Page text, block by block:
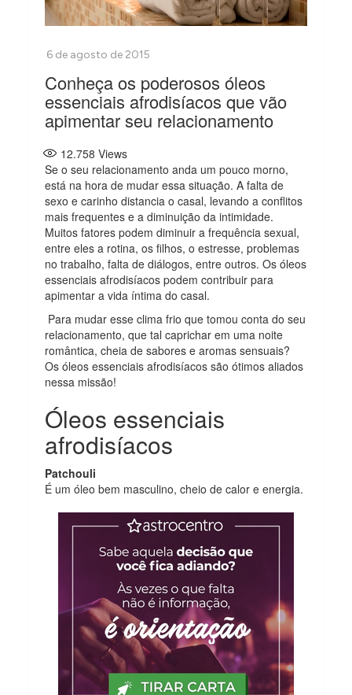
Conheça os poderosos óleos
essenciais afrodisíacos que vão
apimentar seu relacionamento
12.758 Views
Se o seu relacionamento anda um pouco morno,
está na hora de mudar essa situação. A falta de
sexo e carinho distancia o casal, levando a conflitos
mais frequentes e a diminuição da intimidade.
Muitos fatores podem diminuir a frequência sexual,
entre eles a rotina, os filhos, o estresse, problemas
no trabalho, falta de diálogos, entre outros. Os óleos
essenciais afrodisíacos podem contribuir para
apimentar a vida íntima do casal.
Para mudar esse clima frio que tomou conta do seu
relacionamento, que tal caprichar em uma noite
romântica, cheia de sabores e aromas sensuais?
Os óleos essenciais afrodisíacos são ótimos aliados
nessa missão!
Óleos essenciais
afrodisíacos
Patchouli
É um óleo bem masculino, cheio de calor e energia.